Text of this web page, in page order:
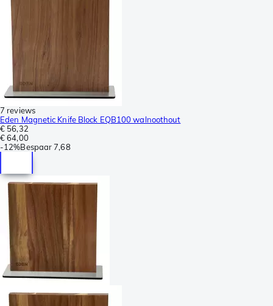
7 reviews
Eden Magnetic Knife Block EQB100 walnoothout
€ 56,32
€ 64,00
-12%Bespaar 7,68